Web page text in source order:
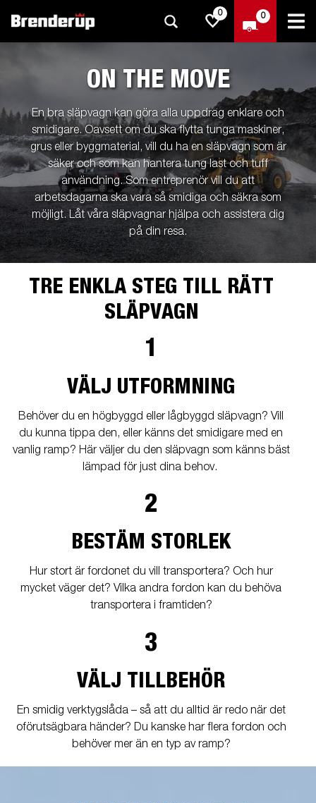
0 0
ON THE MOVE
En bra släpvagn kan göra alla uppdrag enklare och
smidigare. Oavsett om du ska flytta tunga maskiner,
grus eller byggmaterial, vill du ha en släpvagn som är
säker och som kan hantera tung last och tuff
användning. Som entreprenör vill du att
arbetsdagarna ska vara så smidiga och säkra som
möjligt. Låt våra släpvagnar hjälpa och assistera dig
på din resa.
TRE ENKLA STEG TILL RÄTT
SLÄPVAGN
1
VÄLJ UTFORMNING
Behöver du en högbyggd eller lågbyggd släpvagn? Vill
du kunna tippa den, eller känns det smidigare med en
vanlig ramp? Här väljer du den släpvagn som känns bäst
lämpad för just dina behov.
2
BESTÄM STORLEK
Hur stort är fordonet du vill transportera? Och hur
mycket väger det? Vilka andra fordon kan du behöva
transportera i framtiden?
3
VÄLJ TILLBEHÖR
En smidig verktygslåda – så att du alltid är redo när det
oförutsägbara händer? Du kanske har flera fordon och
behöver mer än en typ av ramp?